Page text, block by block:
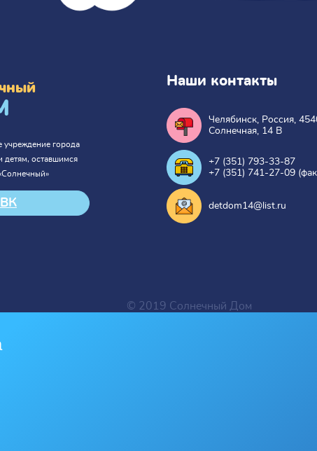
города
детям, оставшимся
Наши контакты
Челябинск, Россия,
Солнечная, 14 В
+7 (351) 793-33-87
+7 (351) 741-27-09
detdom14@list.ru
© 2019 Солнечный Дом